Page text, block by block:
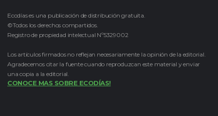
Ecodías es una publicación de distribución gratuita.
©Todos los derechos compartidos.
Registro de propiedad intelectual Nº5329002
Los artículos firmados no reflejan necesariamente la opinión de la editorial.
Agradecemos citar la fuente cuando reproduzcan este material y enviar
una copia a la editorial.
CONOCE MAS SOBRE ECODÍAS!